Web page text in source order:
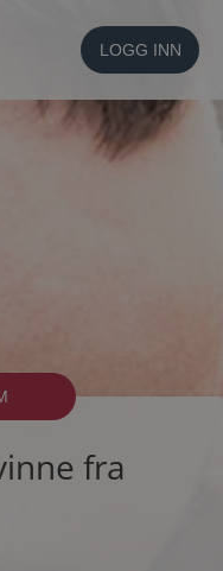
LOGG INN
fra